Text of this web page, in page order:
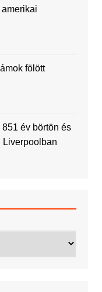
fölött
év börtön és
Liverpoolban